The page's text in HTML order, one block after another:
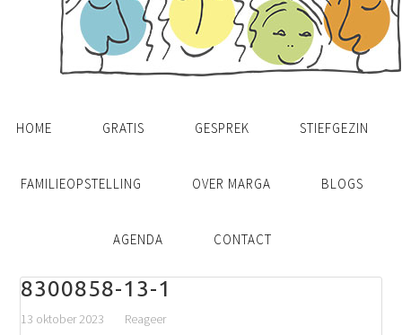
HOME GRATIS GESPREK STIEFGEZIN
FAMILIEOPSTELLING OVER MARGA BLOGS
AGENDA CONTACT
8300858-13-1
13 oktober 2023 Reageer